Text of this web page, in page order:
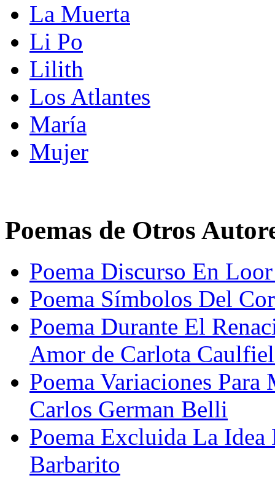
La Muerta
Li Po
Lilith
Los Atlantes
María
Mujer
Poemas de Otros
Poema Discurso En
Poema Símbolos Del
Poema Durante El
Amor de Carlota
Poema Variaciones
Carlos German Belli
Poema Excluida La
Barbarito